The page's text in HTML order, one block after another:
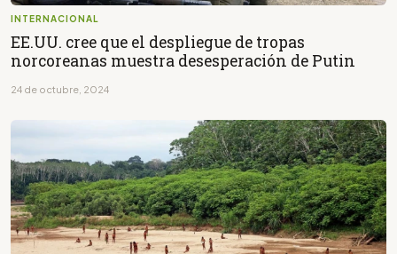
INTERNACIONAL
EE.UU. cree que el despliegue de tropas
norcoreanas muestra desesperación de Putin
24 de octubre, 2024